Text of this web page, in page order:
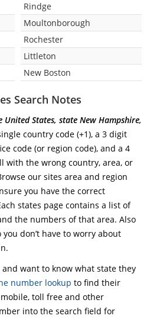
Rindge
Moultonborough
Rochester
Littleton
New Boston
Search Notes
United States, state New Hampshire,
country code (+1), a 3 digit
code (or region code), and a 4
with the wrong country, area, or
our sites area and region
you have the correct
states page contains a list of
the numbers of that area. Also
don’t have to worry about
want to know what state they
number lookup to find their
toll free and other
into the search field for